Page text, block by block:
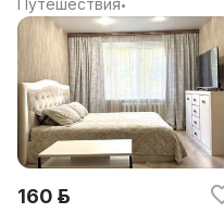
Путешествия•
160 р.